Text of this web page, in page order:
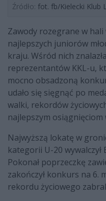
Źródło: fot. fb/Kielecki Klub
Zawody rozegrane w hali
najlepszych juniorów
kraju. Wśród nich
reprezentantów KKL-u,
mocno obsadzoną
udało się sięgnąć po
walki, rekordów
najlepszym osiągnięciom
Najwyższą lokatę w
kategorii U-20 wywalczył
Pokonał poprzeczkę
zakończył konkurs na 6.
rekordu życiowego